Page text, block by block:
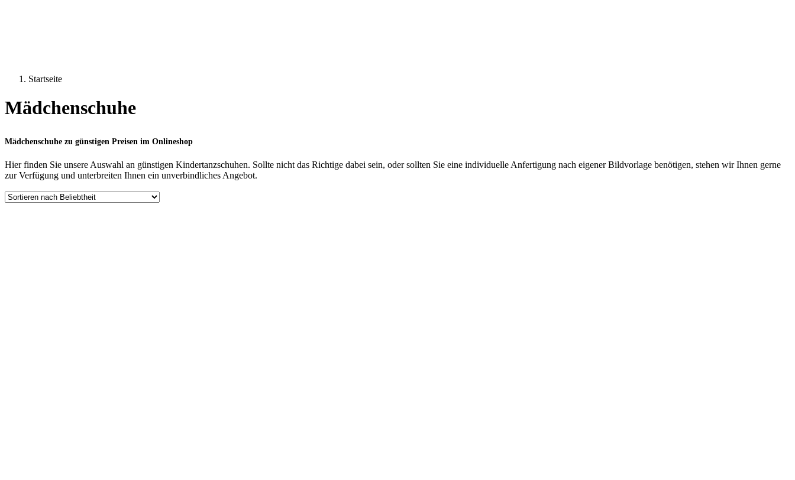
Startseite
Mädchenschuhe
Mädchenschuhe zu günstigen Preisen im Onlineshop
Hier finden Sie unsere Auswahl an günstigen Kindertanzschuhen. Sollte nicht das Richtige dabei sein, oder sollten Sie eine individuelle Anfertigung nach eigener Bildvorlage benötigen, stehen wir Ihnen gerne
zur Verfügung und unterbreiten Ihnen ein unverbindliches Angebot.